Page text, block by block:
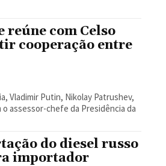
reúne com Celso
cooperação entre
Vladimir Putin, Nikolay Patrushev,
assessor-chefe da Presidência da
do diesel russo
importador